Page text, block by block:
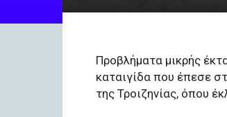
Προβλήματα μικρής
καταιγίδα που έπεσε
της Τροιζηνίας, όπου